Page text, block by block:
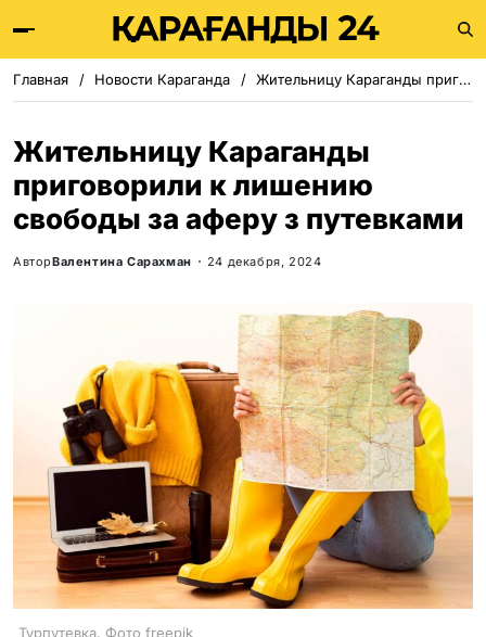
Главная Новости Караганда Жительницу Караганды приговорили к лишению свободы за аферу з путевками
Жительницу Караганды
приговорили к лишению
свободы за аферу з путевками
АвторВалентина Сарахман 24 декабря, 2024
Турпутевка. Фото freepik